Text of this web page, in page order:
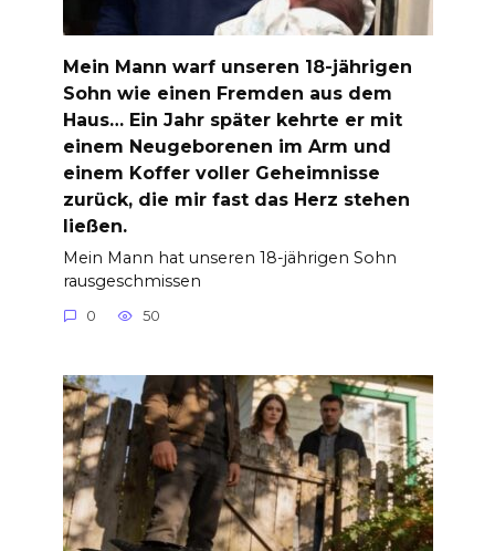
Mein Mann warf unseren 18-jährigen
Sohn wie einen Fremden aus dem
Haus… Ein Jahr später kehrte er mit
einem Neugeborenen im Arm und
einem Koffer voller Geheimnisse
zurück, die mir fast das Herz stehen
ließen.
Mein Mann hat unseren 18-jährigen Sohn
rausgeschmissen
0 50